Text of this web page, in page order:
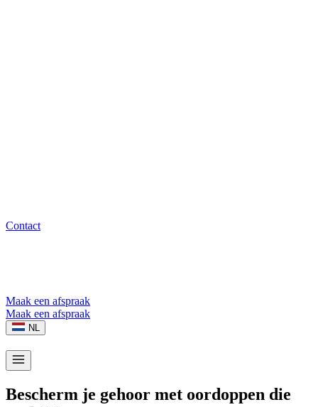
Contact
Maak een afspraak
Maak een afspraak
NL
Bescherm je gehoor met oordoppen die